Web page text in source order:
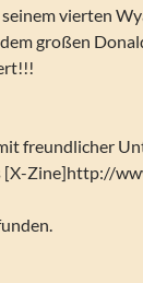
vierten
großen
freundlicher
[X-Zine]http://